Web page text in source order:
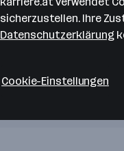
sicherzustellen. Ihre
Datenschutzerklärung
Cookie-Einstellungen